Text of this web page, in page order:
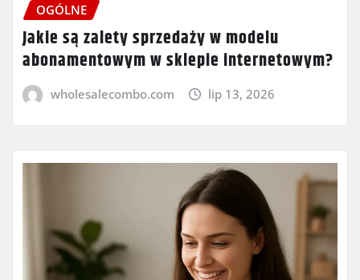
OGÓLNE
Jakie są zalety sprzedaży w modelu
abonamentowym w sklepie internetowym?
wholesalecombo.com lip 13, 2026